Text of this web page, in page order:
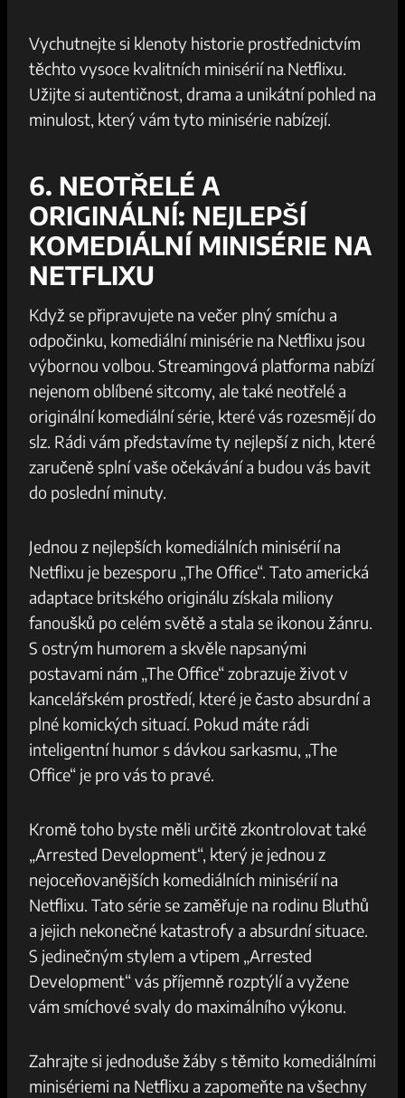
Vychutnejte si klenoty historie prostřednictvím
těchto vysoce kvalitních minisérií na Netflixu.
Užijte si autentičnost, drama a unikátní pohled na
minulost, který vám tyto minisérie nabízejí.
6. NEOTŘELÉ A
ORIGINÁLNÍ: NEJLEPŠÍ
KOMEDIÁLNÍ MINISÉRIE NA
NETFLIXU
Když se připravujete na večer plný smíchu a
odpočinku, komediální minisérie na Netflixu jsou
výbornou volbou. Streamingová platforma nabízí
nejenom oblíbené sitcomy, ale také neotřelé a
originální komediální série, které vás rozesmějí do
slz. Rádi vám představíme ty nejlepší z nich, které
zaručeně splní vaše očekávání a budou vás bavit
do poslední minuty.
Jednou z nejlepších komediálních minisérií na
Netflixu je bezesporu „The Office“. Tato americká
adaptace britského originálu získala miliony
fanoušků po celém světě a stala se ikonou žánru.
S ostrým humorem a skvěle napsanými
postavami nám „The Office“ zobrazuje život v
kancelářském prostředí, které je často absurdní a
plné komických situací. Pokud máte rádi
inteligentní humor s dávkou sarkasmu, „The
Office“ je pro vás to pravé.
Kromě toho byste měli určitě zkontrolovat také
„Arrested Development“, který je jednou z
nejoceňovanějších komediálních minisérií na
Netflixu. Tato série se zaměřuje na rodinu Bluthů
a jejich nekonečné katastrofy a absurdní situace.
S jedinečným stylem a vtipem „Arrested
Development“ vás příjemně rozptýlí a vyžene
vám smíchové svaly do maximálního výkonu.
Zahrajte si jednoduše žáby s těmito komediálními
minisériemi na Netflixu a zapomeňte na všechny